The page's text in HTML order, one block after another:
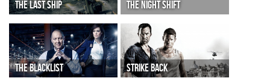
THE LAST SHIP THE NIGHT SHIFT
THE BLACKLIST STRIKE BACK